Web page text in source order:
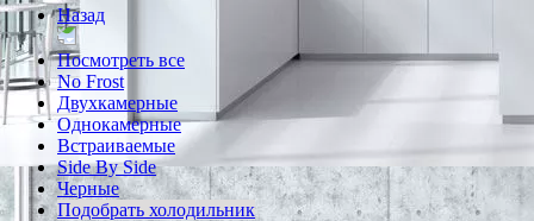
Назад
Посмотреть все
No Frost
Двухкамерные
Однокамерные
Встраиваемые
Side By Side
Черные
Подобрать холодильник